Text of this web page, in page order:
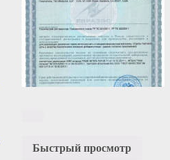
Быстрый просмотр